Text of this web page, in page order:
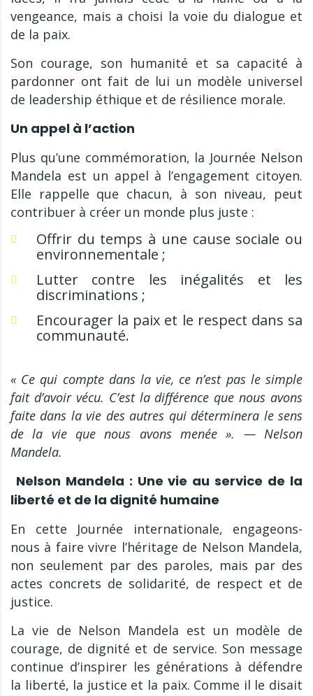
vengeance, mais a choisi la voie du dialogue et
de la paix.
Son courage, son humanité et sa capacité à
pardonner ont fait de lui un modèle universel
de leadership éthique et de résilience morale.
Un appel à l’action
Plus qu’une commémoration, la Journée Nelson
Mandela est un appel à l’engagement citoyen.
Elle rappelle que chacun, à son niveau, peut
contribuer à créer un monde plus juste :
Offrir du temps à une cause sociale ou
environnementale ;
Lutter contre les inégalités et les
discriminations ;
Encourager la paix et le respect dans sa
communauté.
« Ce qui compte dans la vie, ce n’est pas le simple
fait d’avoir vécu. C’est la différence que nous avons
faite dans la vie des autres qui déterminera le sens
de la vie que nous avons menée ». — Nelson
Mandela.
Nelson Mandela : Une vie au service de la
liberté et de la dignité humaine
En cette Journée internationale, engageons-
nous à faire vivre l’héritage de Nelson Mandela,
non seulement par des paroles, mais par des
actes concrets de solidarité, de respect et de
justice.
La vie de Nelson Mandela est un modèle de
courage, de dignité et de service. Son message
continue d’inspirer les générations à défendre
la liberté, la justice et la paix. Comme il le disait